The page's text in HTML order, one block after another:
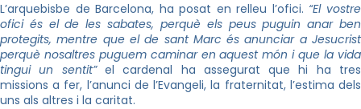
L’arquebisbe de Barcelona, ha posat en relleu l’ofici. “El vostre
ofici és el de les sabates, perquè els peus puguin anar ben
protegits, mentre que el de sant Marc és anunciar a Jesucrist
perquè nosaltres puguem caminar en aquest món i que la vida
tingui un sentit”el cardenal ha assegurat que hi ha tres
missions a fer, l’anunci de l’Evangeli, la fraternitat, l’estima dels
uns als altres i la caritat.